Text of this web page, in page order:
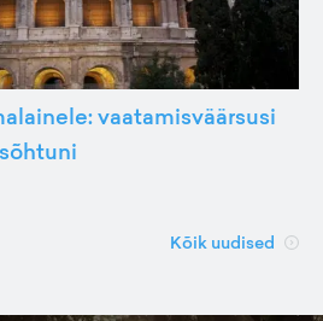
vaatamisväärsusi
Kõik uudised